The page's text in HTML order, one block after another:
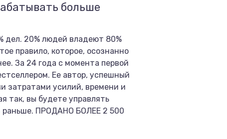
больше
дел. 20% людей владеют 80%
правило, которое, осознанно
За 24 года с момента первой
Ее автор, успешный
затратами усилий, времени и
так, вы будете управлять
раньше. ПРОДАНО БОЛЕЕ 2 500